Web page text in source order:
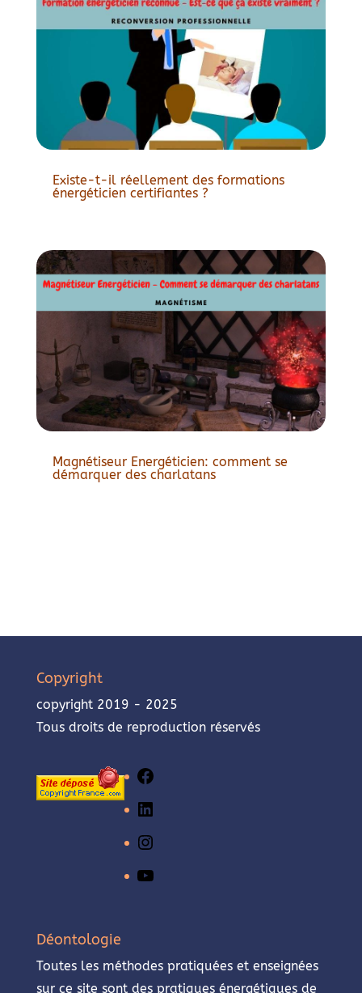
Existe-t-il réellement des formations
énergéticien certifiantes ?
Magnétiseur Energéticien: comment se
démarquer des charlatans
Copyright
copyright 2019 - 2025
Tous droits de reproduction réservés
Déontologie
Toutes les méthodes pratiquées et enseignées
sur ce site sont des pratiques énergétiques de